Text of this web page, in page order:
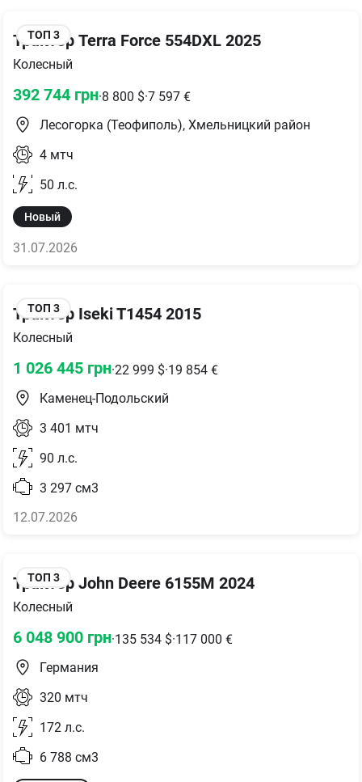
ТОП 3
Трактор Terra Force 554DXL 2025
Колесный
392 744 грн·8 800 $·7 597 €
Лесогорка (Теофиполь), Хмельницкий район
4 мтч
50 л.с.
Новый
31.07.2026
ТОП 3
Трактор Iseki T1454 2015
Колесный
1 026 445 грн·22 999 $·19 854 €
Каменец-Подольский
3 401 мтч
90 л.с.
3 297 см3
12.07.2026
ТОП 3
Трактор John Deere 6155M 2024
Колесный
6 048 900 грн·135 534 $·117 000 €
Германия
320 мтч
172 л.с.
6 788 см3